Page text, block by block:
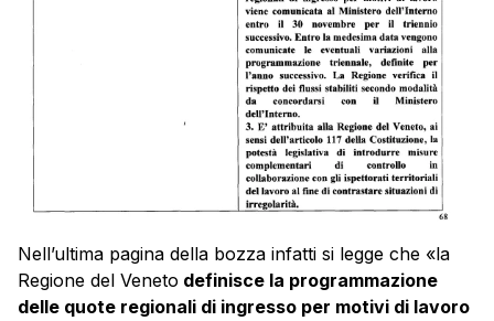
Nell’ultima pagina della bozza infatti si legge che «la
Regione del Veneto definisce la programmazione
delle quote regionali di ingresso per motivi di lavoro